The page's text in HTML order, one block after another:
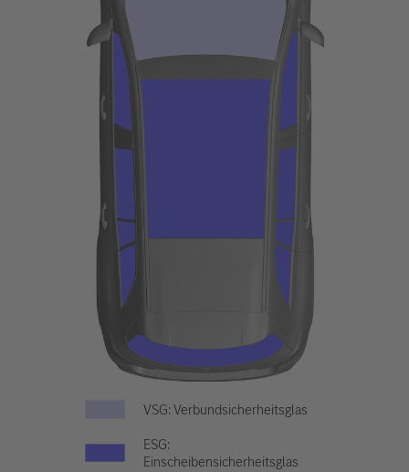
VSG: Verbundsicherheitsglas
ESG:
Einscheibensicherheitsglas